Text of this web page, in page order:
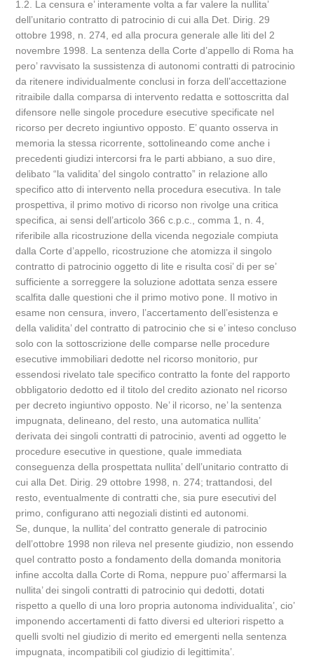
1.2. La censura e’ interamente volta a far valere la nullita’
dell’unitario contratto di patrocinio di cui alla Det. Dirig. 29
ottobre 1998, n. 274, ed alla procura generale alle liti del 2
novembre 1998. La sentenza della Corte d’appello di Roma ha
pero’ ravvisato la sussistenza di autonomi contratti di patrocinio
da ritenere individualmente conclusi in forza dell’accettazione
ritraibile dalla comparsa di intervento redatta e sottoscritta dal
difensore nelle singole procedure esecutive specificate nel
ricorso per decreto ingiuntivo opposto. E’ quanto osserva in
memoria la stessa ricorrente, sottolineando come anche i
precedenti giudizi intercorsi fra le parti abbiano, a suo dire,
delibato “la validita’ del singolo contratto” in relazione allo
specifico atto di intervento nella procedura esecutiva. In tale
prospettiva, il primo motivo di ricorso non rivolge una critica
specifica, ai sensi dell’articolo 366 c.p.c., comma 1, n. 4,
riferibile alla ricostruzione della vicenda negoziale compiuta
dalla Corte d’appello, ricostruzione che atomizza il singolo
contratto di patrocinio oggetto di lite e risulta cosi’ di per se’
sufficiente a sorreggere la soluzione adottata senza essere
scalfita dalle questioni che il primo motivo pone. Il motivo in
esame non censura, invero, l’accertamento dell’esistenza e
della validita’ del contratto di patrocinio che si e’ inteso concluso
solo con la sottoscrizione delle comparse nelle procedure
esecutive immobiliari dedotte nel ricorso monitorio, pur
essendosi rivelato tale specifico contratto la fonte del rapporto
obbligatorio dedotto ed il titolo del credito azionato nel ricorso
per decreto ingiuntivo opposto. Ne’ il ricorso, ne’ la sentenza
impugnata, delineano, del resto, una automatica nullita’
derivata dei singoli contratti di patrocinio, aventi ad oggetto le
procedure esecutive in questione, quale immediata
conseguenza della prospettata nullita’ dell’unitario contratto di
cui alla Det. Dirig. 29 ottobre 1998, n. 274; trattandosi, del
resto, eventualmente di contratti che, sia pure esecutivi del
primo, configurano atti negoziali distinti ed autonomi.
Se, dunque, la nullita’ del contratto generale di patrocinio
dell’ottobre 1998 non rileva nel presente giudizio, non essendo
quel contratto posto a fondamento della domanda monitoria
infine accolta dalla Corte di Roma, neppure puo’ affermarsi la
nullita’ dei singoli contratti di patrocinio qui dedotti, dotati
rispetto a quello di una loro propria autonoma individualita’, cio’
imponendo accertamenti di fatto diversi ed ulteriori rispetto a
quelli svolti nel giudizio di merito ed emergenti nella sentenza
impugnata, incompatibili col giudizio di legittimita’.